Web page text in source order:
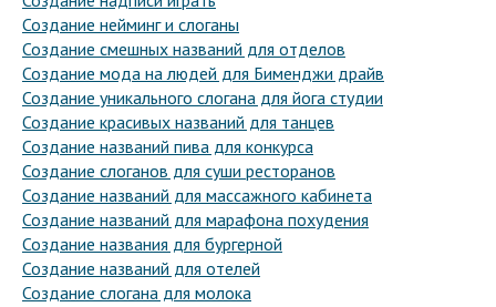
Создание нейминг и слоганы
Создание смешных названий для отделов
Создание мода на людей для Бименджи драйв
Создание уникального слогана для йога студии
Создание красивых названий для танцев
Создание названий пива для конкурса
Создание слоганов для суши ресторанов
Создание названий для массажного кабинета
Создание названий для марафона похудения
Создание названия для бургерной
Создание названий для отелей
Создание слогана для молока